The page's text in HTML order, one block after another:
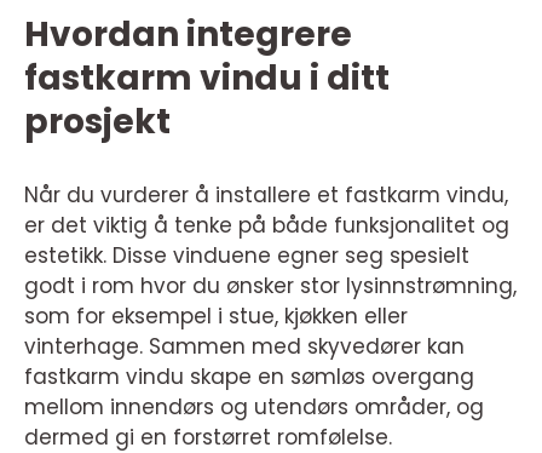
Hvordan integrere
fastkarm vindu i ditt
prosjekt
Når du vurderer å installere et fastkarm vindu,
er det viktig å tenke på både funksjonalitet og
estetikk. Disse vinduene egner seg spesielt
godt i rom hvor du ønsker stor lysinnstrømning,
som for eksempel i stue, kjøkken eller
vinterhage. Sammen med skyvedører kan
fastkarm vindu skape en sømløs overgang
mellom innendørs og utendørs områder, og
dermed gi en forstørret romfølelse.